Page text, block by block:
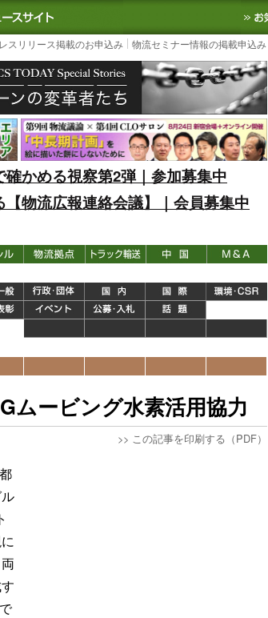
｜国内最大の物流ニュースサイト3PL, SCMなど国内外
スリリース掲載のお申込み 物流セミナー情報の掲載申込み
かめる視察第2弾｜参加募集中
物流広報連絡会議】｜会員募集中
ムービング水素活用協力
>> この記事を印刷する（PDF）